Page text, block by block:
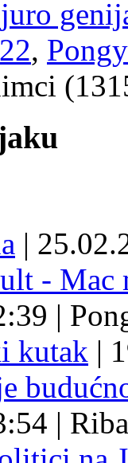
,
|
- Mac
|
kutak |
| Riba